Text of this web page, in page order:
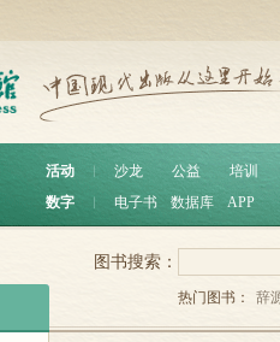
活动 沙龙 公益
培训
数字
电子书 数据库 APP
图书搜索：
热门图书： 辞